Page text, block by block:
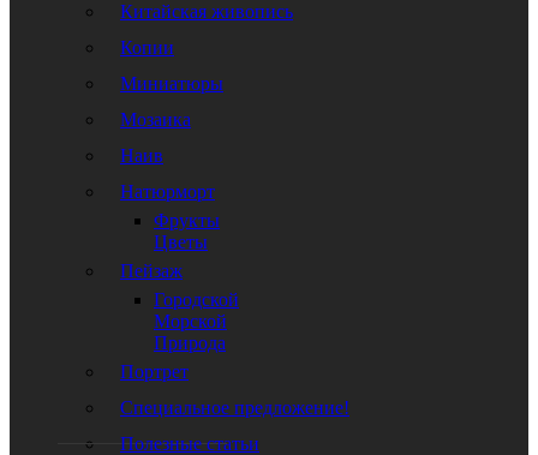
Китайская живопись
Копии
Миниатюры
Мозаика
Наив
Натюрморт
Фрукты
Цветы
Пейзаж
Городской
Морской
Природа
Портрет
Специальное предложение!
Полезные статьи